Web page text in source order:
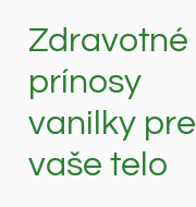
Zdravotné
prínosy
vanilky pre
vaše telo